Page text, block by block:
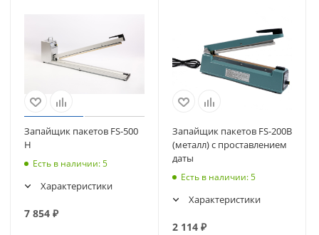
Запайщик пакетов FS-500
H
Есть в наличии: 5
Характеристики
7 854 ₽
Запайщик пакетов FS-200B
(металл) с проставлением
даты
Есть в наличии: 5
Характеристики
2 114₽